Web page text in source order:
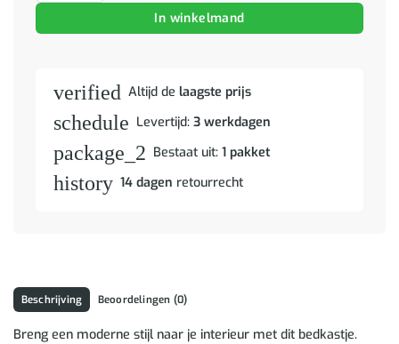
In winkelmand
verified Altijd de laagste prijs
schedule Levertijd: 3 werkdagen
package_2 Bestaat uit: 1 pakket
history 14 dagen retourrecht
Beschrijving Beoordelingen (0)
Breng een moderne stijl naar je interieur met dit bedkastje.